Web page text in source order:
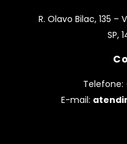
R. Olavo Bilac, 135 –
SP,
Telefone:
E-mail: